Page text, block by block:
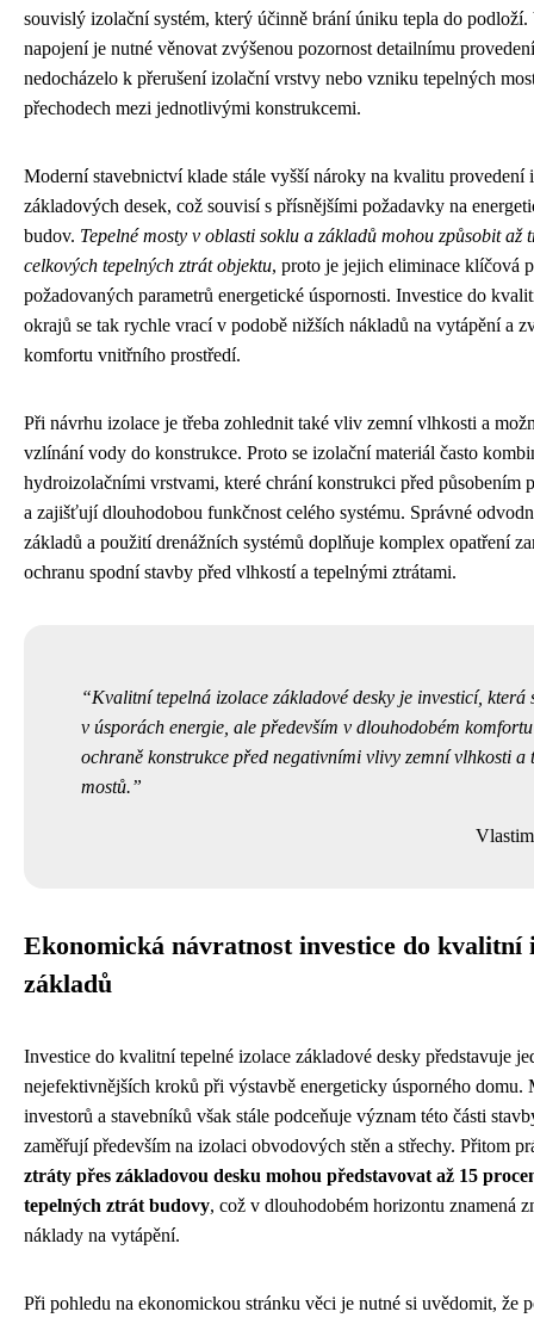
souvislý izolační systém, který účinně brání úniku tepla do podloží.
napojení je nutné věnovat zvýšenou pozornost detailnímu
nedocházelo k přerušení izolační vrstvy nebo vzniku tepelných
přechodech mezi jednotlivými konstrukcemi.
Moderní stavebnictví klade stále vyšší nároky na kvalitu provedení
základových desek, což souvisí s přísnějšími požadavky na
budov. Tepelné mosty v oblasti soklu a základů mohou způsobit až
celkových tepelných ztrát objektu, proto je jejich eliminace klíčová
požadovaných parametrů energetické úspornosti. Investice do
okrajů se tak rychle vrací v podobě nižších nákladů na vytápění a
komfortu vnitřního prostředí.
Při návrhu izolace je třeba zohlednit také vliv zemní vlhkosti a
vzlínání vody do konstrukce. Proto se izolační materiál často
hydroizolačními vrstvami, které chrání konstrukci před působením
a zajišťují dlouhodobou funkčnost celého systému. Správné
základů a použití drenážních systémů doplňuje komplex opatření
ochranu spodní stavby před vlhkostí a tepelnými ztrátami.
Kvalitní tepelná izolace základové desky je investicí, která
v úsporách energie, ale především v dlouhodobém
ochraně konstrukce před negativními vlivy zemní vlhkosti a
mostů.
Ekonomická návratnost investice do kvalitní
základů
Investice do kvalitní tepelné izolace základové desky představuje
nejefektivnějších kroků při výstavbě energeticky úsporného domu.
investorů a stavebníků však stále podceňuje význam této části
zaměřují především na izolaci obvodových stěn a střechy. Přitom
ztráty přes základovou desku mohou představovat až 15
tepelných ztrát budovy, což v dlouhodobém horizontu znamená
náklady na vytápění.
Při pohledu na ekonomickou stránku věci je nutné si uvědomit, že